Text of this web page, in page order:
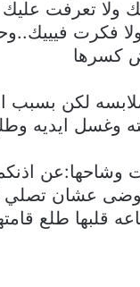
ولا تعرفت
فكرت
كسرها
لكن بسبب
وغسل ايديه
وشاحها:عن
عشان
قلبها طلع